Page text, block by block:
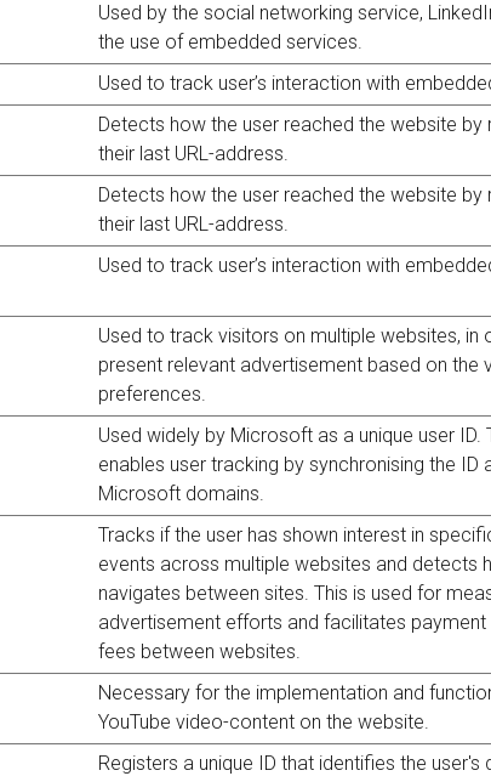
Used by the social networking service,
the use of embedded services.
Used to track user’s interaction with
Detects how the user reached the website by
their last URL-address.
Detects how the user reached the website by
their last URL-address.
Used to track user’s interaction with
Used to track visitors on multiple websites, in
present relevant advertisement based on the
preferences.
Used widely by Microsoft as a unique user ID.
enables user tracking by synchronising the ID
Microsoft domains.
Tracks if the user has shown interest in
events across multiple websites and detects
navigates between sites. This is used for
advertisement efforts and facilitates
fees between websites.
Necessary for the implementation and
YouTube video-content on the website.
Registers a unique ID that identifies the user's